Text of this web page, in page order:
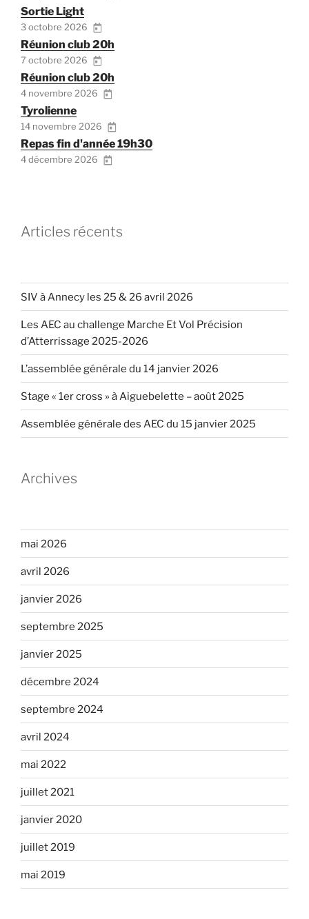
Sortie Light
3 octobre 2026
Réunion club 20h
7 octobre 2026
Réunion club 20h
4 novembre 2026
Tyrolienne
14 novembre 2026
Repas fin d'année 19h30
4 décembre 2026
Articles récents
SIV à Annecy les 25 & 26 avril 2026
Les AEC au challenge Marche Et Vol Précision
d’Atterrissage 2025-2026
L’assemblée générale du 14 janvier 2026
Stage « 1er cross » à Aiguebelette – août 2025
Assemblée générale des AEC du 15 janvier 2025
Archives
mai 2026
avril 2026
janvier 2026
septembre 2025
janvier 2025
décembre 2024
septembre 2024
avril 2024
mai 2022
juillet 2021
janvier 2020
juillet 2019
mai 2019